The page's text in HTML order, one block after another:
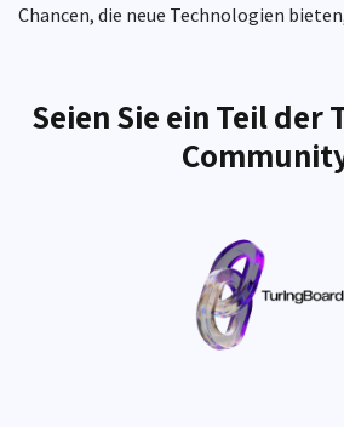
Chancen, die neue Technologien
Seien Sie ein Teil der